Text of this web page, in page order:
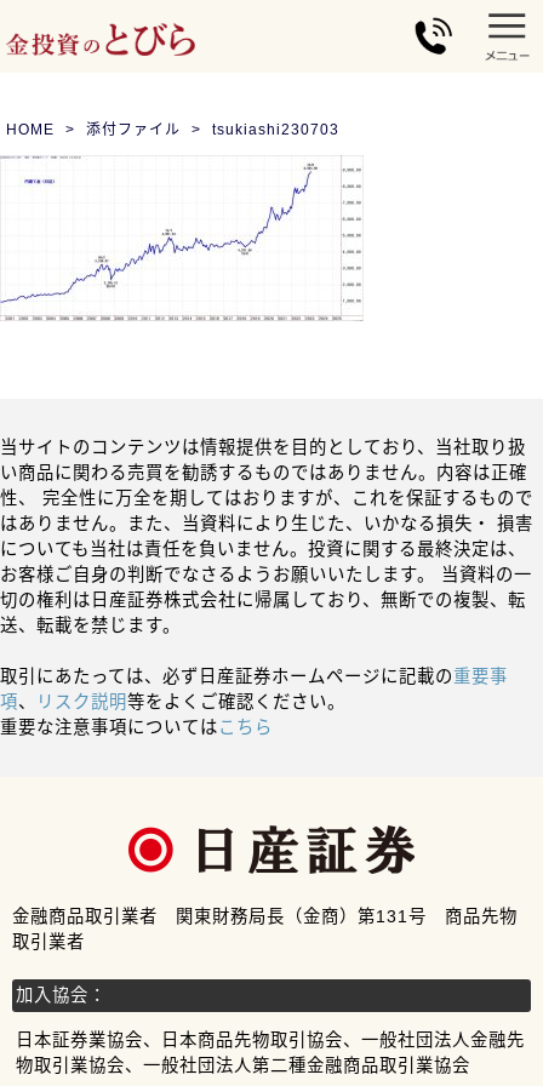
HOME 添付ファイル tsukiashi230703
当サイトのコンテンツは情報提供を目的としており、当社取り扱
い商品に関わる売買を勧誘するものではありません。内容は正確
性、 完全性に万全を期してはおりますが、これを保証するもので
はありません。また、当資料により生じた、いかなる損失・ 損害
についても当社は責任を負いません。投資に関する最終決定は、
お客様ご自身の判断でなさるようお願いいたします。 当資料の一
切の権利は日産証券株式会社に帰属しており、無断での複製、転
送、転載を禁じます。
取引にあたっては、必ず日産証券ホームページに記載の重要事
項、 リスク説明等をよくご確認ください。
重要な注意事項についてはこちら
金融商品取引業者 関東財務局長（金商）第131号 商品先物
取引業者
加入協会：
日本証券業協会、日本商品先物取引協会、一般社団法人金融先
物取引業協会、一般社団法人第二種金融商品取引業協会